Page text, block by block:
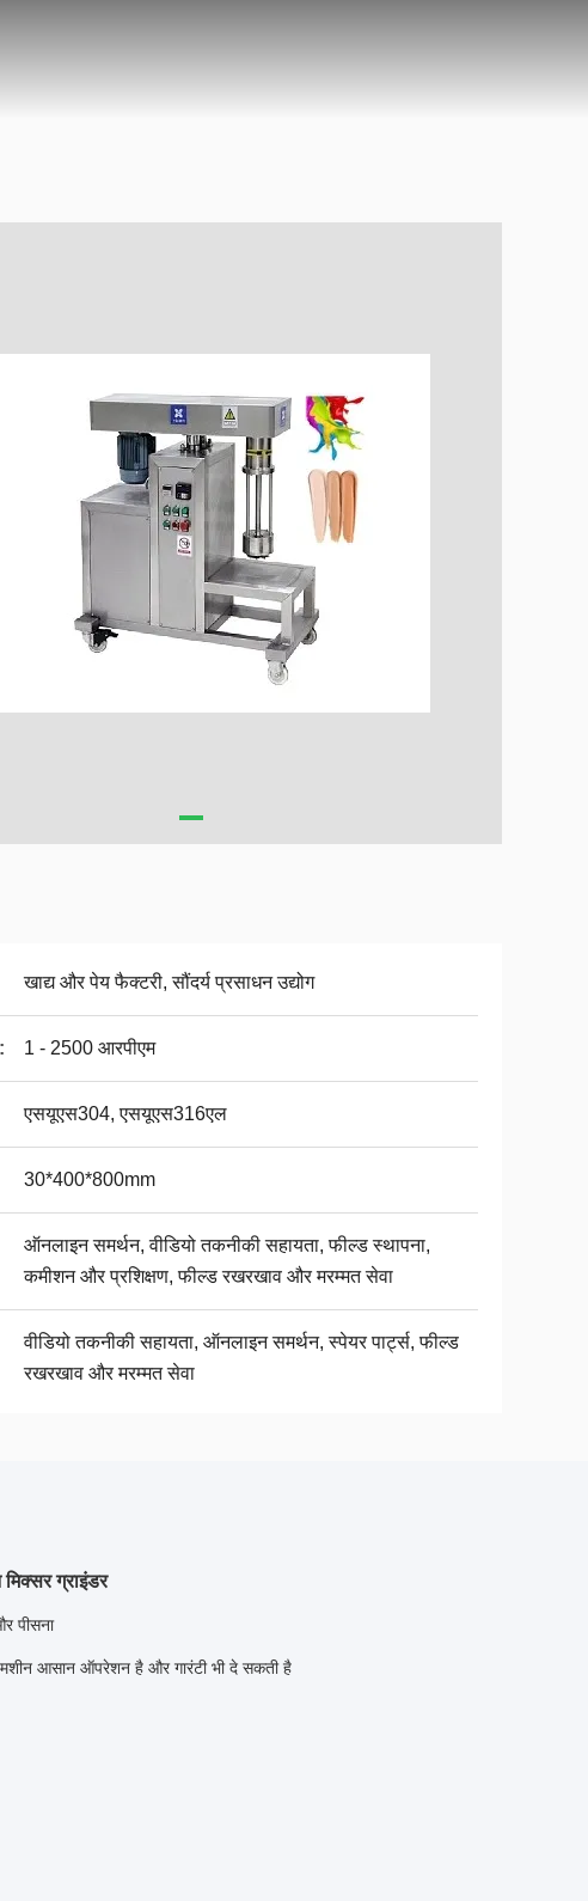
खाद्य और पेय फैक्टरी, सौंदर्य प्रसाधन उद्योग
1 - 2500 आरपीएम
एसयूएस304, एसयूएस316एल
30*400*800mm
ऑनलाइन समर्थन, वीडियो तकनीकी सहायता, फील्ड स्थापना,
कमीशन और प्रशिक्षण, फील्ड रखरखाव और मरम्मत सेवा
वीडियो तकनीकी सहायता, ऑनलाइन समर्थन, स्पेयर पार्ट्स, फील्ड
रखरखाव और मरम्मत सेवा
ग्राइंडर
पीसना
मशीन आसान ऑपरेशन है और गारंटी भी दे सकती है